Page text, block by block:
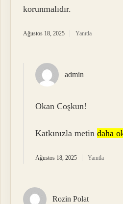
korunmalıdır.
Ağustos 18, 2025 Yanıtla
admin
Okan Coşkun!
Katkınızla metindaha
Ağustos 18, 2025 Yanıtla
Rozin Polat